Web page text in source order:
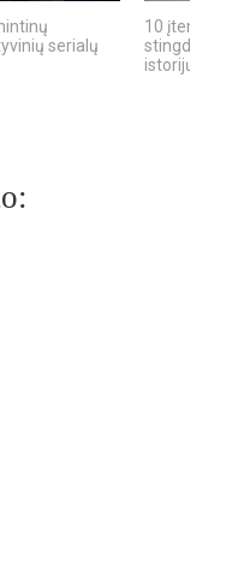
serialų
10 įtemptų,
stingdančių
istorijų